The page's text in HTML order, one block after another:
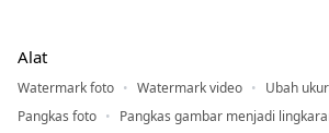
Alat
Watermark foto Watermark video
Ubah
Pangkas foto
Pangkas gambar menjadi